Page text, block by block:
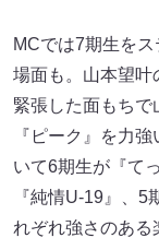
MCでは7期生を
場面も。山本望叶
緊張した面もち
『ピーク』を力
いて6期生が『て
『純情U-19』、
れぞれ強さのある